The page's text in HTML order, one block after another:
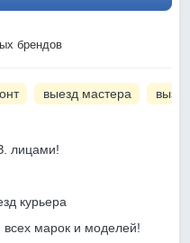
брендов
выезд мастера
лицами!
курьера
всех марок и моделей!